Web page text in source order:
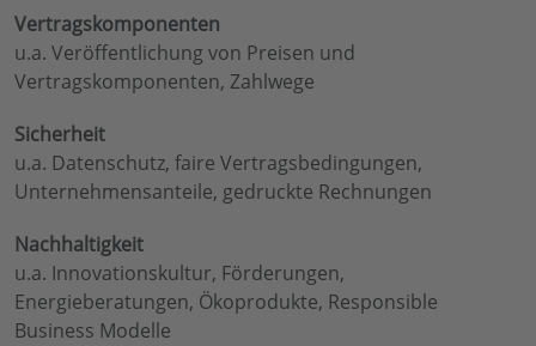
Vertragskomponenten
u.a. Veröffentlichung von Preisen und
Vertragskomponenten, Zahlwege
Sicherheit
u.a. Datenschutz, faire Vertragsbedingungen,
Unternehmensanteile, gedruckte Rechnungen
Nachhaltigkeit
u.a. Innovationskultur, Förderungen,
Energieberatungen, Ökoprodukte, Responsible
Business Modelle